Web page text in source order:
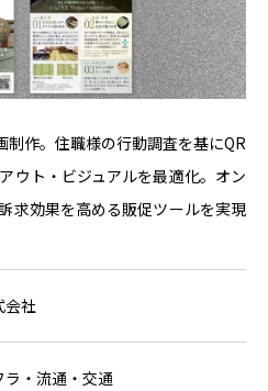
制作。住職様の行動調査を基にQR
ウト・ビジュアルを最適化。オン
求効果を高める販促ツールを実現
会社
・流通・交通